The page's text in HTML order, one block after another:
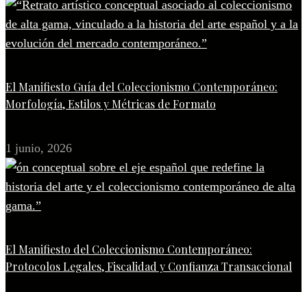
El Manifiesto Guía del Coleccionismo Contemporáneo:
Morfología, Estilos y Métricas de Formato
1 junio, 2026
El Manifiesto del Coleccionismo Contemporáneo:
Protocolos Legales, Fiscalidad y Confianza Transaccional